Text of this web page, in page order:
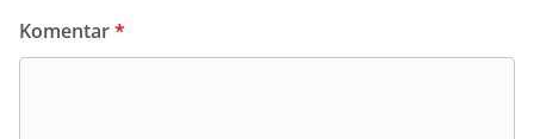
Komentar*